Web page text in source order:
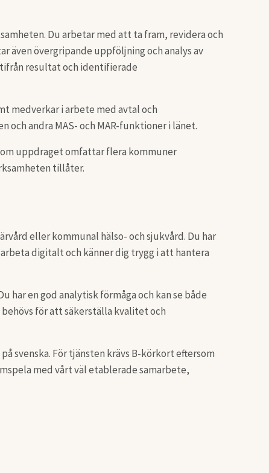
Du arbetar med att ta fram, revidera och
övergripande uppföljning och analys av
resultat och identifierade
medverkar i arbete med avtal och
andra MAS- och MAR-funktioner i länet.
uppdraget omfattar flera kommuner
tillåter.
eller kommunal hälso- och sjukvård. Du har
digitalt och känner dig trygg i att hantera
har en god analytisk förmåga och kan se både
för att säkerställa kvalitet och
svenska. För tjänsten krävs B-körkort eftersom
med vårt väl etablerade samarbete,